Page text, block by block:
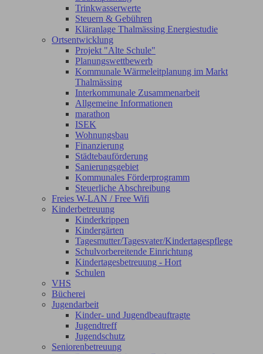
Trinkwasserwerte
Steuern & Gebühren
Kläranlage Thalmässing Energiestudie
Ortsentwicklung
Projekt "Alte Schule"
Planungswettbewerb
Kommunale Wärmeleitplanung im Markt
Thalmässing
Interkommunale Zusammenarbeit
Allgemeine Informationen
marathon
ISEK
Wohnungsbau
Finanzierung
Städtebauförderung
Sanierungsgebiet
Kommunales Förderprogramm
Steuerliche Abschreibung
Freies W-LAN / Free Wifi
Kinderbetreuung
Kinderkrippen
Kindergärten
Tagesmutter/Tagesvater/Kindertagespflege
Schulvorbereitende Einrichtung
Kindertagesbetreuung - Hort
Schulen
VHS
Bücherei
Jugendarbeit
Kinder- und Jugendbeauftragte
Jugendtreff
Jugendschutz
Seniorenbetreuung